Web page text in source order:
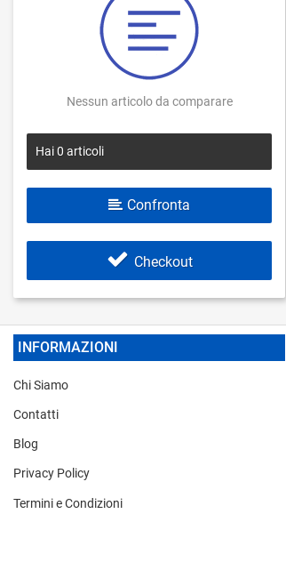
Nessun articolo da comparare
Hai0 articoli
Confronta
Checkout
INFORMAZIONI
Chi Siamo
Contatti
Blog
Privacy Policy
Termini e Condizioni